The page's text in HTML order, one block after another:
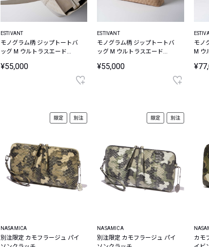
ESTIVANT
モノグラム柄 ジップトートバ
ッグ M ウルトラスエード
¥55,000
ESTIVANT
モノグラム柄 ジップトートバ
ッグ M ウルトラスエード
¥55,000
モノ
M ウ
限定 別注
NASAMICA
別注限定 カモフラージュ パイ
限定 別注
NASAMICA
別注限定 カモフラージュ パイ
カモ